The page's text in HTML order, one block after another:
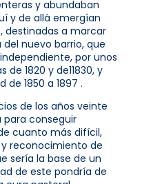
y abundaban
y de allá emergían
destinadas a marcar
nuevo barrio, que
por unos
1820 y de11830, y
1850 a 1897 .
de los años veinte
para conseguir
cuanto más difícil,
reconocimiento de
sería la base de un
de este pondría de